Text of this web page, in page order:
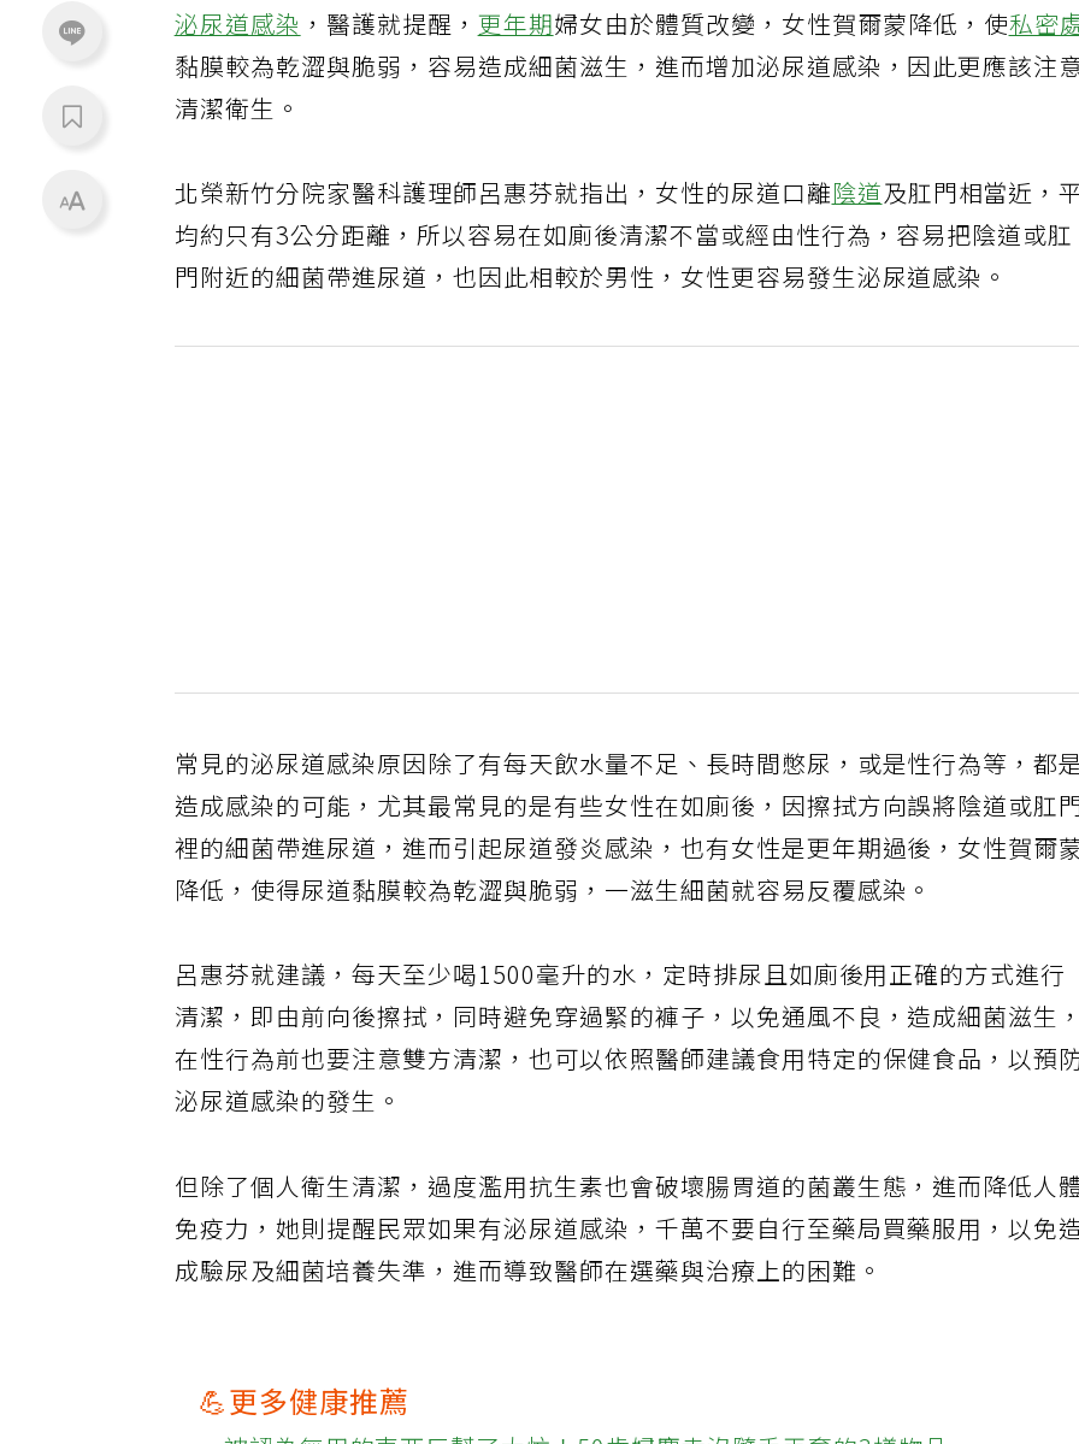
泌尿道感染 ，醫護就提醒，更年期婦女由於體質改變，女性賀爾蒙降低，使私密
黏膜較為乾澀與脆弱，容易造成細菌滋生，進而增加泌尿道感染，因此更應該注
清潔衛生。
北榮新竹分院家醫科護理師呂惠芬就指出，女性的尿道口離陰道及肛門相當近，
均約只有3公分距離，所以容易在如廁後清潔不當或經由性行為，容易把陰道或肛
門附近的細菌帶進尿道，也因此相較於男性，女性更容易發生泌尿道感染。
常見的泌尿道感染原因除了有每天飲水量不足、長時間憋尿，或是性行為等，都
造成感染的可能，尤其最常見的是有些女性在如廁後，因擦拭方向誤將陰道或肛
裡的細菌帶進尿道，進而引起尿道發炎感染，也有女性是更年期過後，女性賀爾蒙
降低，使得尿道黏膜較為乾澀與脆弱，一滋生細菌就容易反覆感染。
呂惠芬就建議，每天至少喝1500毫升的水，定時排尿且如廁後用正確的方式進行
清潔，即由前向後擦拭，同時避免穿過緊的褲子，以免通風不良，造成細菌滋生，
在性行為前也要注意雙方清潔，也可以依照醫師建議食用特定的保健食品，以預
泌尿道感染的發生。
但除了個人衛生清潔，過度濫用抗生素也會破壞腸胃道的菌叢生態，進而降低人
免疫力，她則提醒民眾如果有泌尿道感染，千萬不要自行至藥局買藥服用，以免
成驗尿及細菌培養失準，進而導致醫師在選藥與治療上的困難。
💪更多健康推薦